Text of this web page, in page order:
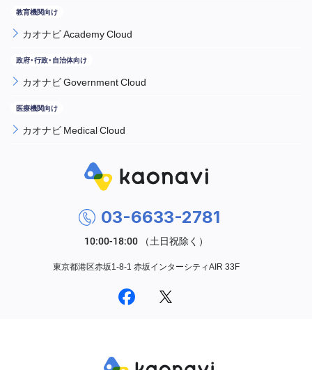
カオナビ Academy Cloud
カオナビ Government Cloud
カオナビ Medical Cloud
03-6633-2781
東京都港区赤坂1-8-1 赤坂インターシティAIR 33F